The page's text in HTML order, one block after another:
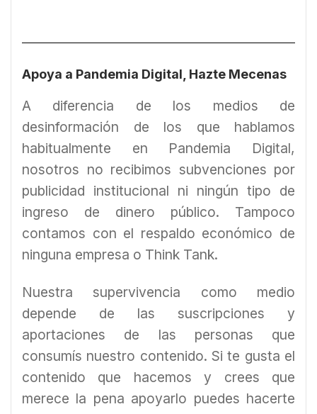
Apoya a Pandemia Digital, Hazte Mecenas
A diferencia de los medios de
desinformación de los que hablamos
habitualmente en Pandemia Digital,
nosotros no recibimos subvenciones por
publicidad institucional ni ningún tipo de
ingreso de dinero público. Tampoco
contamos con el respaldo económico de
ninguna empresa o Think Tank.
Nuestra supervivencia como medio
depende de las suscripciones y
aportaciones de las personas que
consumís nuestro contenido. Si te gusta el
contenido que hacemos y crees que
merece la pena apoyarlo puedes hacerte